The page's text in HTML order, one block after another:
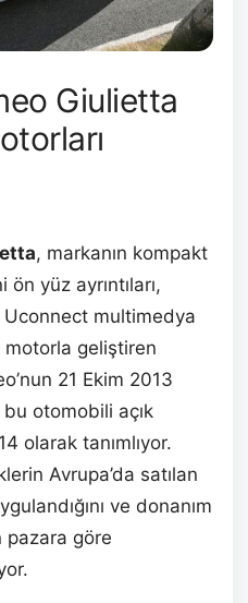
Giulietta
, markanın kompakt
yüz ayrıntıları,
multimedya
geliştiren
21 Ekim 2013
bu otomobili açık
olarak tanımlıyor.
Avrupa’da satılan
ve donanım
pazara göre